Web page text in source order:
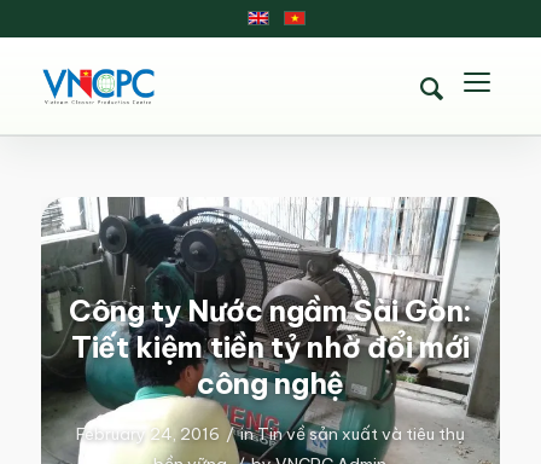
Công ty Nước ngầm Sài Gòn:
Tiết kiệm tiền tỷ nhờ đổi mới
công nghệ
February 24, 2016 / inTin về sản xuất và tiêu thụ